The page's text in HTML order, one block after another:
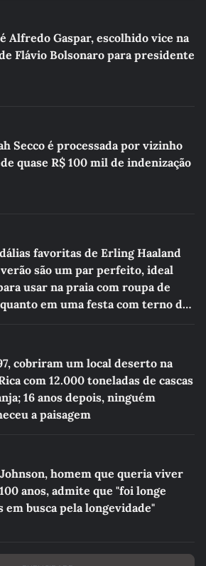
Alfredo Gaspar, escolhido vice na
Flávio Bolsonaro para presidente
Secco é processada por vizinho
quase R$ 100 mil de indenização
favoritas de Erling Haaland
são um par perfeito, ideal
usar na praia com roupa de
em uma festa com terno de
cobriram um local deserto na
com 12.000 toneladas de cascas
16 anos depois, ninguém
a paisagem
homem que queria viver
anos, admite que "foi longe
em busca pela longevidade"